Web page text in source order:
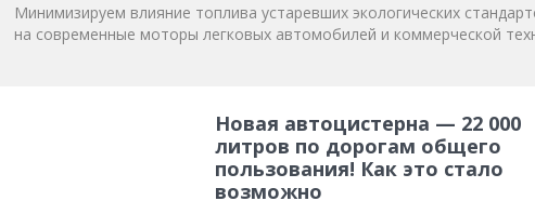
Минимизируем влияние топлива устаревших экологических
на современные моторы легковых автомобилей и коммерческой
Новая автоцистерна — 22 000
литров по дорогам общего
пользования! Как это стало
возможно